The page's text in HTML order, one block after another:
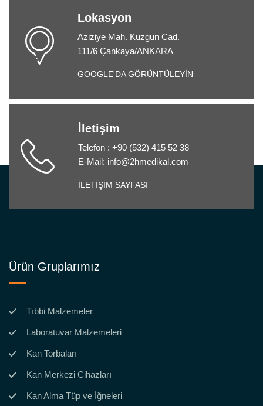
Lokasyon
Aziziye Mah. Kuzgun Cad.
111/6 Çankaya/ANKARA
GOOGLE'DA GÖRÜNTÜLEYİN
İletişim
Telefon : +90 (532) 415 52 38
E-Mail: info@2hmedikal.com
İLETİŞİM SAYFASI
Ürün Gruplarımız
Tıbbi Malzemeler
Laboratuvar Malzemeleri
Kan Torbaları
Kan Merkezi Cihazları
Kan Alma Tüp ve İğneleri